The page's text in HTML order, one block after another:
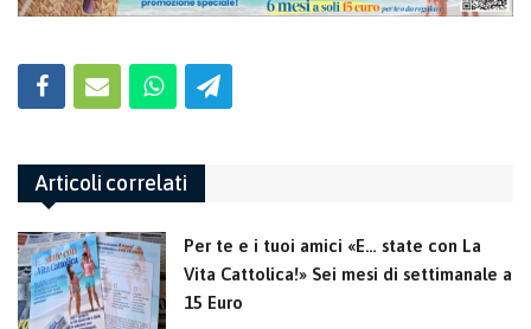
Articoli correlati
Per te e i tuoi amici «E… state con La
Vita Cattolica!» Sei mesi di settimanale a
15 Euro